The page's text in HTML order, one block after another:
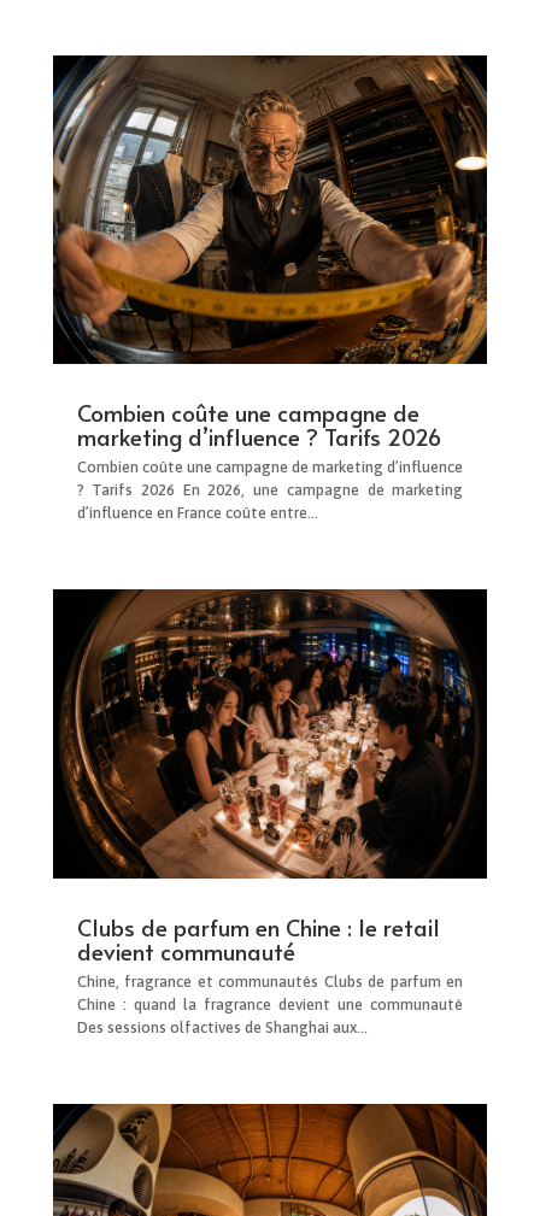
Combien coûte une campagne de
marketing d’influence ? Tarifs 2026
Combien coûte une campagne de marketing d’influence
? Tarifs 2026 En 2026, une campagne de marketing
d’influence en France coûte entre...
Clubs de parfum en Chine : le retail
devient communauté
Chine, fragrance et communautés Clubs de parfum en
Chine : quand la fragrance devient une communauté
Des sessions olfactives de Shanghai aux...